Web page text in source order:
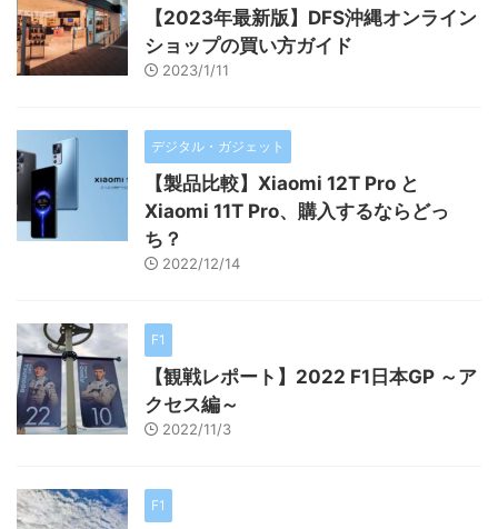
【2023年最新版】DFS沖縄オンライン
ショップの買い方ガイド
2023/1/11
デジタル・ガジェット
【製品比較】Xiaomi 12T Pro と
Xiaomi 11T Pro、購入するならどっ
ち？
2022/12/14
F1
【観戦レポート】2022 F1日本GP ～ア
クセス編～
2022/11/3
F1